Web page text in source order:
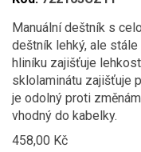
Manuální deštník s
deštník lehký, ale
hliníku zajišťuje
sklolaminátu zajišťuje
je odolný proti
vhodný do kabelky.
458,00 Kč